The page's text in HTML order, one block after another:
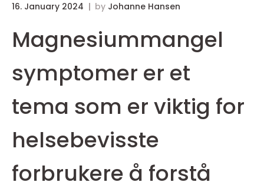
16. January 2024 by Johanne Hansen
Magnesiummangel
symptomer er et
tema som er viktig for
helsebevisste
forbrukere å forstå